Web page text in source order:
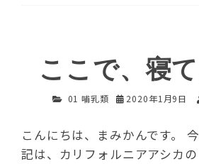
ここで、寝て
01 哺乳類 2020年1月9日
こんにちは、まみかんです。
記は、カリフォルニアアシカ